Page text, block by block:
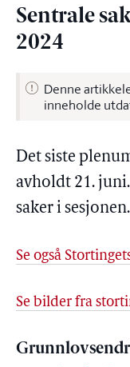
Sentrale
2024
Denne
inneholde
Det siste
avholdt 21.
saker i sesjonen.
Se også
Se bilder fra